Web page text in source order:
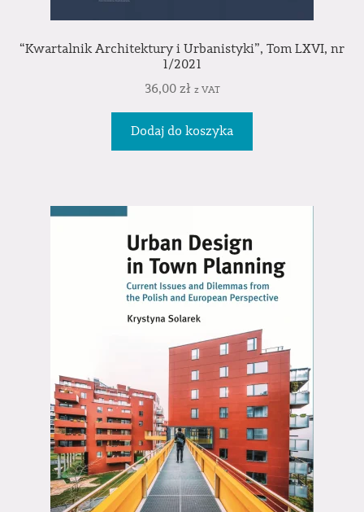
“Kwartalnik Architektury i Urbanistyki”, Tom LXVI, nr
1/2021
36,00 zł z VAT
Dodaj do koszyka